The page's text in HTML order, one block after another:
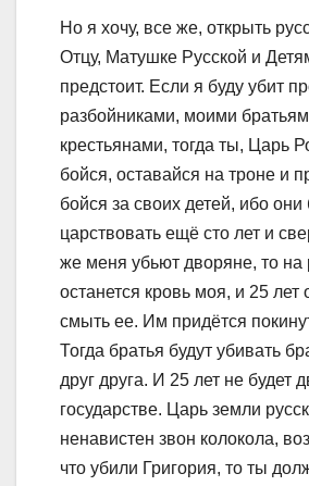
Но я хочу, все же, открыть
Отцу, Матушке Русской и
предстоит. Если я буду убит
разбойниками, моими
крестьянами, тогда ты, Царь
бойся, оставайся на троне и
бойся за своих детей, ибо они
царствовать ещё сто лет и
же меня убьют дворяне, то на
останется кровь моя, и 25 лет
смыть ее. Им придётся
Тогда братья будут убивать
друг друга. И 25 лет не будет
государстве. Царь земли
ненавистен звон колокола,
что убили Григория, то ты